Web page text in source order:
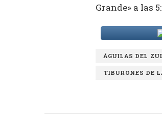
Grande» a las
ÁGUILAS DEL
TIBURONES DE